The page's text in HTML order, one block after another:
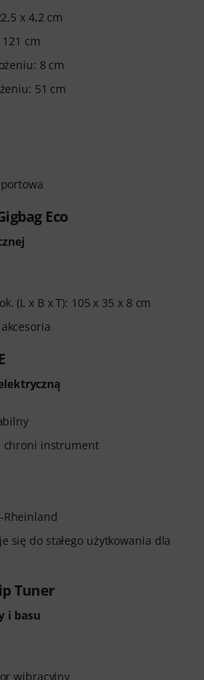
x 4,2 cm
cm
8 cm
51 cm
Eco
(L x B x T): 105 x 35 x 8 cm
chroni instrument
Rheinland
się do stałego użytkowania dla
Tuner
i basu
wibracyjny